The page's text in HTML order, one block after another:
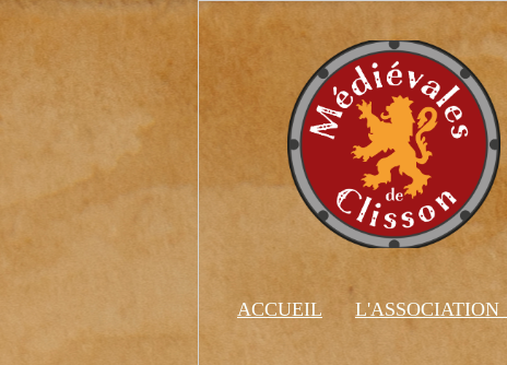
ACCUEIL L'ASSOCIATION